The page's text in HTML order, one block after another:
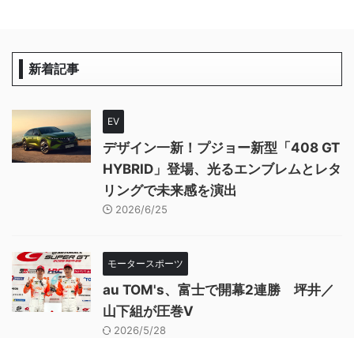
新着記事
EV
デザイン一新！プジョー新型「408 GT
HYBRID」登場、光るエンブレムとレタ
リングで未来感を演出
2026/6/25
モータースポーツ
au TOM's、富士で開幕2連勝 坪井／
山下組が圧巻V
2026/5/28